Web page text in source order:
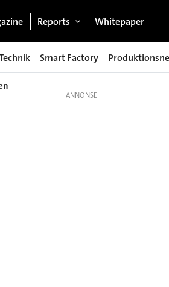
Reports Whitepaper
Smart Factory